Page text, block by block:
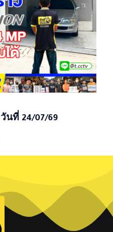
นที่ 24/07/69